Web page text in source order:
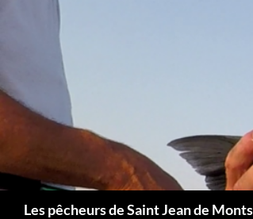
Les pêcheurs de Saint Jean de Monts